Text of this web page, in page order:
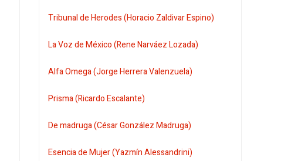
Tribunal de Herodes (Horacio Zaldivar Espino)
La Voz de México (Rene Narváez Lozada)
Alfa Omega (Jorge Herrera Valenzuela)
Prisma (Ricardo Escalante)
De madruga (César González Madruga)
Esencia de Mujer (Yazmín Alessandrini)